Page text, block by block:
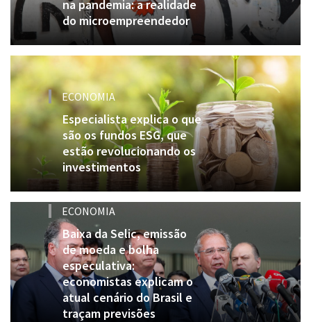
na pandemia: a realidade
do microempreendedor
ECONOMIA
Especialista explica o que
são os fundos ESG, que
estão revolucionando os
investimentos
ECONOMIA
Baixa da Selic, emissão
de moeda e bolha
especulativa:
economistas explicam o
atual cenário do Brasil e
traçam previsões